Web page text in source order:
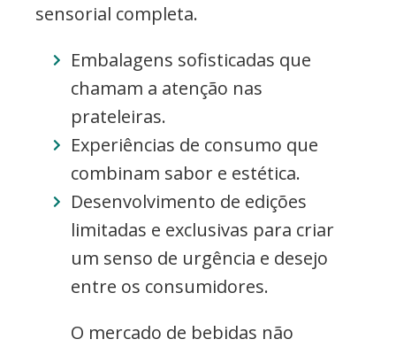
sensorial completa.
Embalagens sofisticadas que
chamam a atenção nas
prateleiras.
Experiências de consumo que
combinam sabor e estética.
Desenvolvimento de edições
limitadas e exclusivas para criar
um senso de urgência e desejo
entre os consumidores.
O mercado de bebidas não